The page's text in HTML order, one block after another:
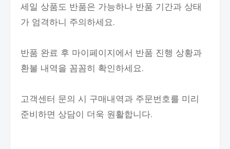
세일 상품도 반품은 가능하나 반품 기간과 상태
가 엄격하니 주의하세요.
반품 완료 후 마이페이지에서 반품 진행 상황과
환불 내역을 꼼꼼히 확인하세요.
고객센터 문의 시 구매내역과 주문번호를 미리
준비하면 상담이 더욱 원활합니다.